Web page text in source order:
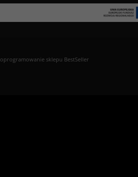
oprogramowanie sklepu BestSeller